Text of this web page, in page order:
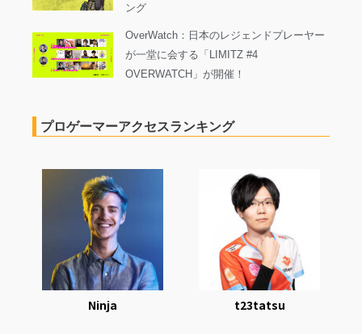
ング
OverWatch：日本のレジェンドプレーヤー
が一堂に会する「LIMITZ #4
OVERWATCH」が開催！
プロゲーマーアクセスランキング
Ninja t23tatsu